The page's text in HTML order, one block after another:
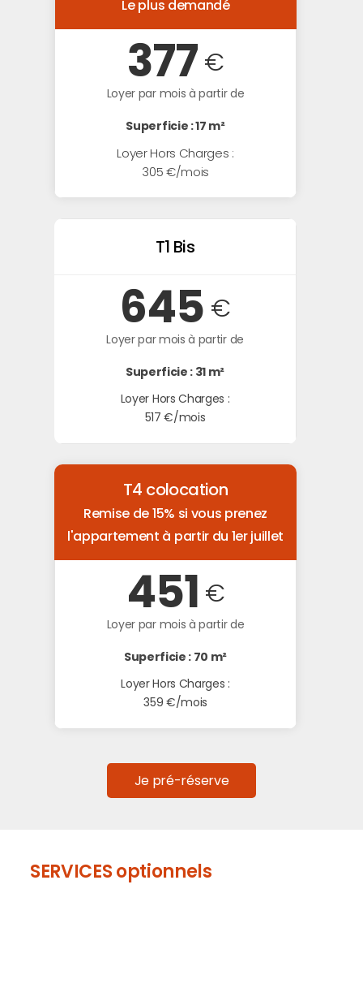
Le plus demandé
377 €
Loyer par mois à partir de
Superficie : 17 m²
Loyer Hors Charges :
305 €/mois
T1 Bis
645 €
Loyer par mois à partir de
Superficie : 31 m²
Loyer Hors Charges :
517 €/mois
T4 colocation
Remise de 15% si vous prenez
l'appartement à partir du 1er juillet
451 €
Loyer par mois à partir de
Superficie : 70 m²
Loyer Hors Charges :
359 €/mois
Je pré-réserve
SERVICES optionnels